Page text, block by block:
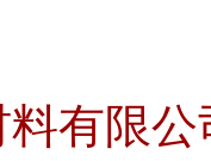
有限公